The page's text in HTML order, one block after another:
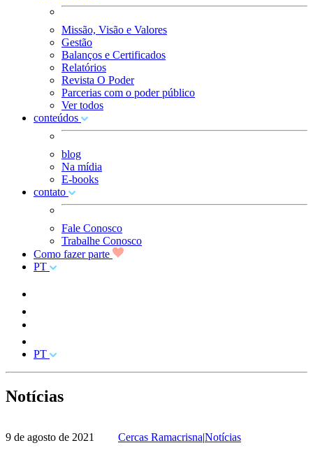
Missão, Visão e Valores
Gestão
Balanços e Certificados
Relatórios
Revista O Poder
Parcerias com o poder público
Ver todos
conteúdos
blog
Na mídia
E-books
contato
Fale Conosco
Trabalhe Conosco
Como fazer parte
PT
PT
Notícias
9 de agosto de 2021 Cercas Ramacrisna|Notícias